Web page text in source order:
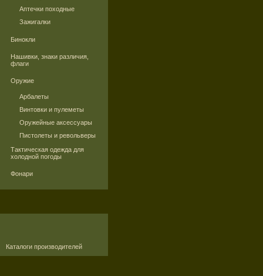
Аптечки походные
Зажигалки
Бинокли
Нашивки, знаки различия,
флаги
Оружие
Арбалеты
Винтовки и пулеметы
Оружейные аксессуары
Пистолеты и револьверы
Тактическая одежда для
холодной погоды
Фонари
Каталоги производителей